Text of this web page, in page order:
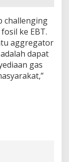
challenging
ke EBT.
aggregator
dapat
gas